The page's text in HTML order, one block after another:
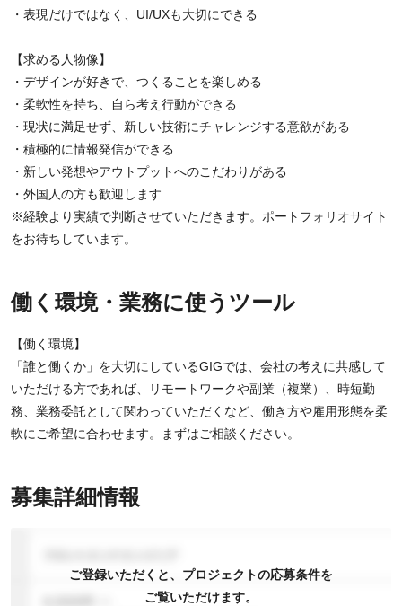
・表現だけではなく、UI/UXも大切にできる
【求める人物像】
・デザインが好きで、つくることを楽しめる
・柔軟性を持ち、自ら考え行動ができる
・現状に満足せず、新しい技術にチャレンジする意欲がある
・積極的に情報発信ができる
・新しい発想やアウトプットへのこだわりがある
・外国人の方も歓迎します
※経験より実績で判断させていただきます。ポートフォリオサイト
をお待ちしています。
働く環境・業務に使うツール
【働く環境】
「誰と働くか」を大切にしているGIGでは、会社の考えに共感して
いただける方であれば、リモートワークや副業（複業）、時短勤
務、業務委託として関わっていただくなど、働き方や雇用形態を柔
軟にご希望に合わせます。まずはご相談ください。
募集詳細情報
ご登録いただくと、プロジェクトの応募条件を
ご覧いただけます。